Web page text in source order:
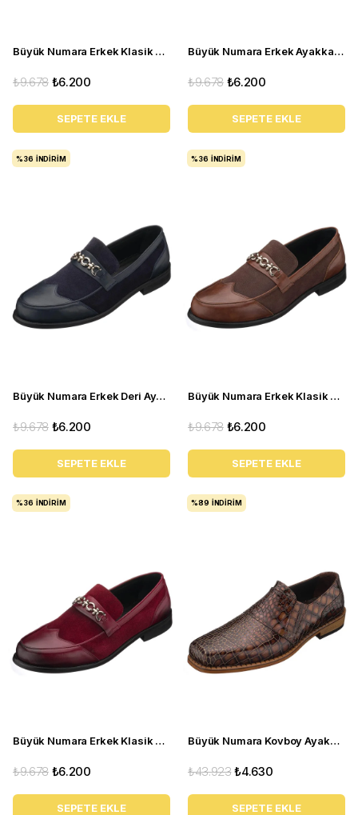
Büyük Numara Erkek Klasik Ayakkabı - TR1071 Vizon
₺6.200
₺9.678
SEPETE EKLE
Büyük Numara Erkek Ayakkabı - Tr1071 Siyah
₺6.200
₺9.678
SEPETE EKLE
Büyük Numara Erkek Deri Ayakkabı - TR1071 Lacivert
₺6.200
₺9.678
SEPETE EKLE
%36 İNDIRIM
Büyük Numara Erkek Klasik Ayakkabı - Tr1071 Kahverengi
₺6.200
₺9.678
SEPETE EKLE
%36 İNDIRIM
Büyük Numara Erkek Klasik Ayakkabı - TR1071 Bordo
₺6.200
₺9.678
SEPETE EKLE
%36 İNDIRIM
Büyük Numara Kovboy Ayakkabısı - K01 Şahmeran
₺4.630
₺43.923
SEPETE EKLE
%89 İNDIRIM